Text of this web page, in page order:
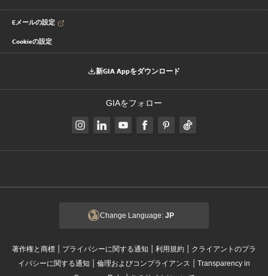
Eメールの設定
Cookieの設定
新GIA Appをダウンロード
GIAをフォロー
Change Language: JP
著作権と商標 | プライバシーに関する通知 | 利用規約 | クライアントのプラ
イバシーに関する通知 | 倫理およびコンプライアンス | Transparency in